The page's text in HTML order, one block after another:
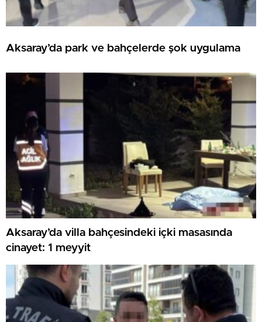
Aksaray’da park ve bahçelerde şok uygulama
Aksaray’da villa bahçesindeki içki masasında
cinayet: 1 meyyit